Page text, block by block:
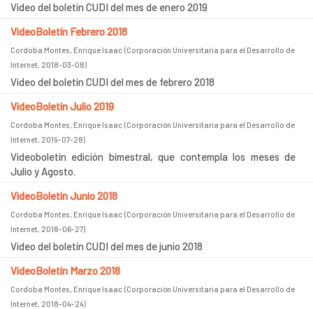
Video del boletín CUDI del mes de enero 2019
VideoBoletín Febrero 2018
Cordoba Montes, Enrique Isaac (Corporación Universitaria para el Desarrollo de
Internet, 2018-03-08)
Video del boletín CUDI del mes de febrero 2018
VideoBoletín Julio 2019
Cordoba Montes, Enrique Isaac (Corporación Universitaria para el Desarrollo de
Internet, 2019-07-28)
Videoboletín edición bimestral, que contempla los meses de
Julio y Agosto.
VideoBoletín Junio 2018
Cordoba Montes, Enrique Isaac (Corporación Universitaria para el Desarrollo de
Internet, 2018-06-27)
Video del boletín CUDI del mes de junio 2018
VideoBoletín Marzo 2018
Cordoba Montes, Enrique Isaac (Corporación Universitaria para el Desarrollo de
Internet, 2018-04-24)